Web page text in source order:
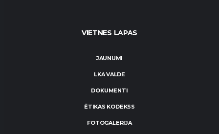
VIETNES LAPAS
JAUNUMI
LKA VALDE
DOKUMENTI
ĒTIKAS KODEKSS
FOTOGALERIJA